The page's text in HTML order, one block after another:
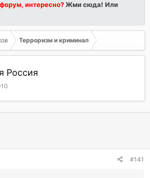
интересно?Жми сюда! Или
Терроризм и криминал
Россия
#141